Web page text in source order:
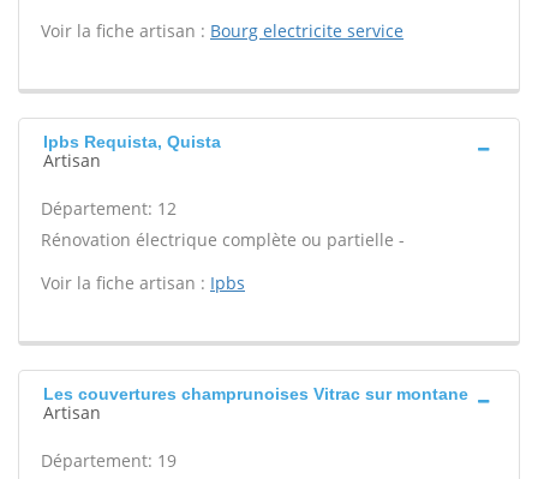
Voir la fiche artisan : Bourg electricite service
Ipbs Requista, Quista
Artisan
Département: 12
Rénovation électrique complète ou partielle -
Voir la fiche artisan : Ipbs
Les couvertures champrunoises Vitrac sur montane
Artisan
Département: 19